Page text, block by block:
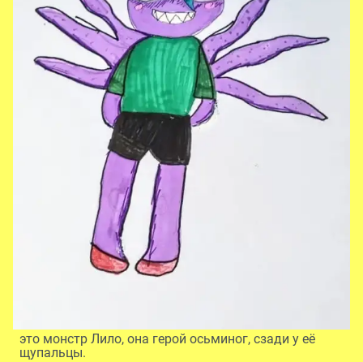
это монстр Лило, она герой осьминог, сзади у её
щупальцы.